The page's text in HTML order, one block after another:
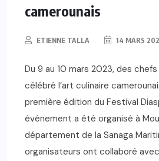
camerounais
ETIENNE TALLA 14 MARS
Du 9 au 10 mars 2023, des
célébré l’art culinaire
première édition du Festival
événement a été organisé à
département de la Sanaga
organisateurs ont collaboré